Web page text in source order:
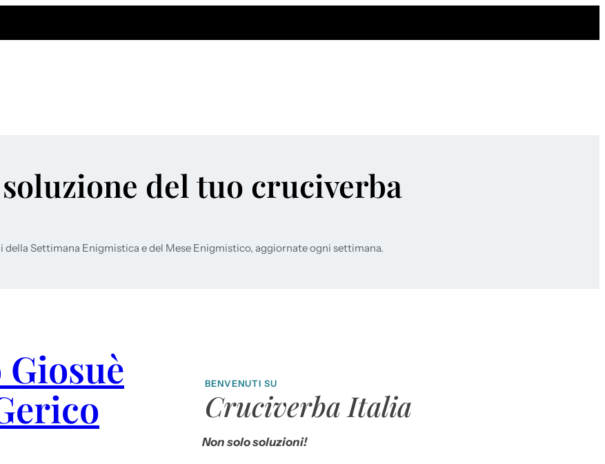
del tuo cruciverba
della Settimana Enigmistica e del Mese Enigmistico, aggiornate ogni settimana.
BENVENUTI SU
Cruciverba Italia
Non solo soluzioni!